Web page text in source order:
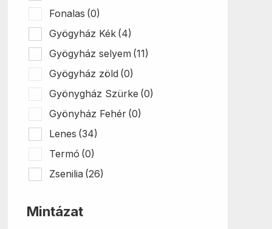
Fonalas (0)
Gyögyház Kék (4)
Gyögyház selyem (11)
Gyögyház zöld (0)
Gyönygház Szürke (0)
Gyönyház Fehér (0)
Lenes (34)
Termó (0)
Zsenilia (26)
Mintázat